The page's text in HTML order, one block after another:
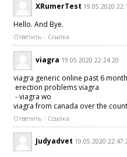
XRumerTest 19.05.2020
Hello. And Bye.
Ответить Ссылка
viagra 19.05.2020 22:24:20
viagra generic online past 6
erection problems viagra
- viagra wo
viagra from canada over the
Ответить Ссылка
Judyadvet 19.05.2020